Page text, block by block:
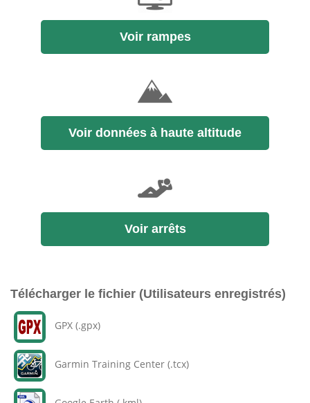
Voir rampes
Voir données à haute altitude
Voir arrêts
Télécharger le fichier (Utilisateurs enregistrés)
GPX (.gpx)
Garmin Training Center (.tcx)